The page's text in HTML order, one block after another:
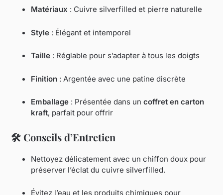
Matériaux : Cuivre silverfilled et pierre naturelle
Style : Élégant et intemporel
Taille : Réglable pour s’adapter à tous les doigts
Finition : Argentée avec une patine discrète
Emballage : Présentée dans uncoffret en carton
kraft, parfait pour offrir
🛠️ Conseils d’Entretien
Nettoyez délicatement avec un chiffon doux pour
préserver l’éclat du cuivre silverfilled.
Évitez l’eau et les produits chimiques pour